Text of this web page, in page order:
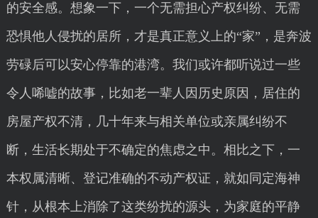
的安全感。想象一下，一个无需担心产权纠纷、无需
恐惧他人侵扰的居所，才是真正意义上的“家”，是奔波
劳碌后可以安心停靠的港湾。我们或许都听说过一些
令人唏嘘的故事，比如老一辈人因历史原因，居住的
房屋产权不清，几十年来与相关单位或亲属纠纷不
断，生活长期处于不确定的焦虑之中。相比之下，一
本权属清晰、登记准确的不动产权证，就如同定海神
针，从根本上消除了这类纷扰的源头，为家庭的平静